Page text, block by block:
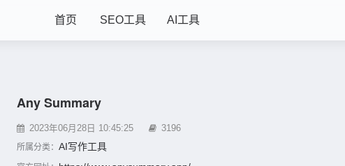
首页 SEO工具 AI工具
Any Summary
2023年06月28日 10:45:25
3196
所属分类：AI写作工具